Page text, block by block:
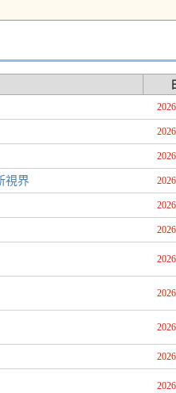
視界